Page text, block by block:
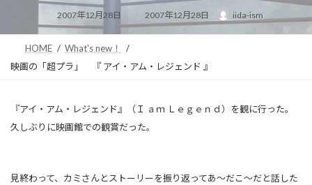
2007年12月28日
終
更
新
2007年12月28日 iida-ism
HOME
What's new！
映画の「超プラ」 『 アイ・アム・レジェンド 』
『アイ・アム・レジェンド』（Ｉ ａｍ Ｌｅｇｅｎｄ）を観に行った。
久しぶりに映画館での観賞だった。
見終わって、カミさんとストーリーを振り返ってあ～だこ～だと話した